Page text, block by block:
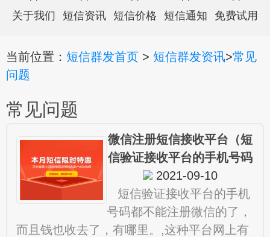
关于我们 短信资讯 短信价格 短信通知 免费试用
当前位置： 短信群发首页 > 短信群发资讯>常见
问题
常见问题
微信注册短信接收平台（短
信验证接收平台的手机号码
都不能注册微信的了）
2021-09-10
短信验证接收平台的手机
号码都不能注册微信的了，
而且钱也收去了，有哪里。,这种平台网上有